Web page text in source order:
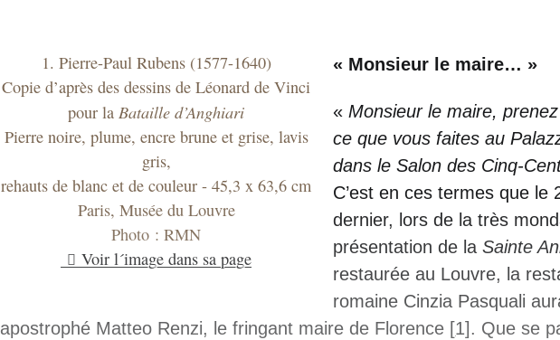
1. Pierre-Paul Rubens (1577-1640)
Copie d’après des dessins de Léonard de Vinci
pour la Bataille d’Anghiari
Pierre noire, plume, encre brune et grise, lavis
gris,
rehauts de blanc et de couleur - 45,3 x 63,6 cm
Paris, Musée du Louvre
Photo : RMN
Voir l´image dans sa page
« Monsieur le maire… »
« Monsieur le maire,
ce que vous faites au
dans le Salon des Cinq-
C’est en ces termes que le
dernier, lors de la très
présentation de la Sainte
restaurée au Louvre, la
romaine Cinzia Pasquali
apostrophé Matteo Renzi, le fringant maire de Florence [1]. Que se